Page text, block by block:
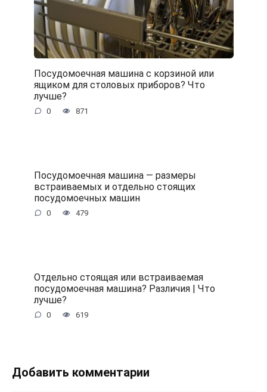
Посудомоечная машина с корзиной или
ящиком для столовых приборов? Что
лучше?
0 871
Посудомоечная машина — размеры
встраиваемых и отдельно стоящих
посудомоечных машин
0 479
Отдельно стоящая или встраиваемая
посудомоечная машина? Различия | Что
лучше?
0 619
Добавить комментарии